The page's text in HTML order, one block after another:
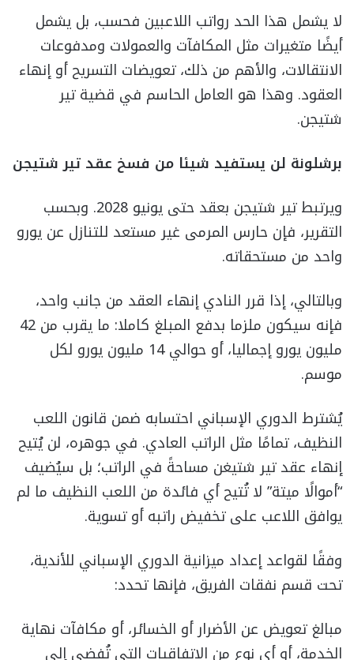
لا يشمل هذا الحد رواتب اللاعبين فحسب، بل يشمل
أيضًا متغيرات مثل المكافآت والعمولات ومدفوعات
الانتقالات، والأهم من ذلك، تعويضات التسريح أو إنهاء
العقود. وهذا هو العامل الحاسم في قضية تير
شتيجن.
برشلونة لن يستفيد شيئا من فسخ عقد تير شتيجن
ويرتبط تير شتيجن بعقد حتى يونيو 2028. وبحسب
التقرير، فإن حارس المرمى غير مستعد للتنازل عن يورو
واحد من مستحقاته.
وبالتالي، إذا قرر النادي إنهاء العقد من جانب واحد،
فإنه سيكون ملزما بدفع المبلغ كاملا: ما يقرب من 42
مليون يورو إجماليا، أو حوالي 14 مليون يورو لكل
موسم.
يُشترط الدوري الإسباني احتسابه ضمن قانون اللعب
النظيف، تمامًا مثل الراتب العادي. في جوهره، لن يُتيح
إنهاء عقد تير شتيغن مساحةً في الراتب؛ بل سيُضيف
“أموالًا ميتة” لا تُتيح أي فائدة من اللعب النظيف ما لم
يوافق اللاعب على تخفيض راتبه أو تسوية.
وفقًا لقواعد إعداد ميزانية الدوري الإسباني للأندية،
تحت قسم نفقات الفريق، فإنها تحدد:
مبالغ تعويض عن الأضرار أو الخسائر، أو مكافآت نهاية
الخدمة، أو أي نوع من الاتفاقيات التي تُفضي إلى